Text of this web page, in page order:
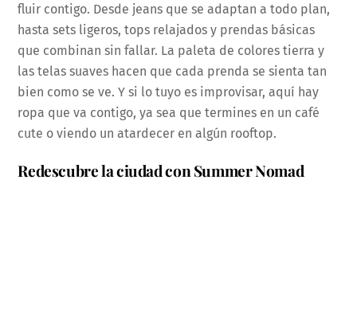
fluir contigo. Desde jeans que se adaptan a todo plan,
hasta sets ligeros, tops relajados y prendas básicas
que combinan sin fallar. La paleta de colores tierra y
las telas suaves hacen que cada prenda se sienta tan
bien como se ve. Y si lo tuyo es improvisar, aquí hay
ropa que va contigo, ya sea que termines en un café
cute o viendo un atardecer en algún rooftop.
Redescubre la ciudad con Summer Nomad